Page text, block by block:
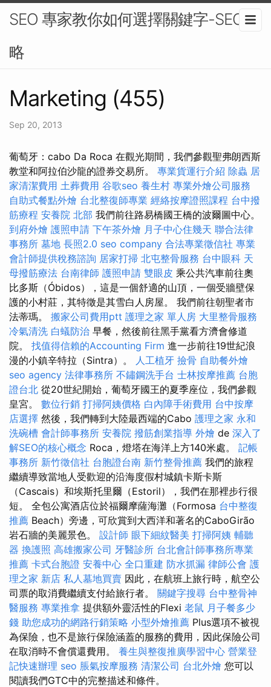
SEO 專家教你如何選擇關鍵字-SEO策
略
Marketing (455)
Sep 20, 2013
葡萄牙：cabo Da Roca 在觀光期間，我們參觀聖弗朗西斯
教堂和阿拉伯沙龍的證券交易所。 專業貨運行介紹 除蟲 居
家清潔費用 土葬費用 谷歌seo 養生村 專業外燴公司服務
自助式餐點外燴 台北整復師專業 經絡按摩證照課程 台中撥
筋療程 安養院 北部 我們前往路易橋國王橋的波爾圖中心。
到府外燴 護照申請 下午茶外燴 月子中心住幾天 聯合法律
事務所 墓地 長照2.0 seo company 合法專業徵信社 專業
會計師提供稅務諮詢 居家打掃 北屯整骨服務 台中眼科 天
母撥筋療法 台南律師 護照申請 雙眼皮 乘公共汽車前往奧
比多斯（Óbidos），這是一個舒適的山頂，一個受牆壁保
護的小村莊，其特徵是其雪白人房屋。 我們前往朝聖者市
法蒂瑪。 搬家公司費用ptt 護理之家 單人房 大里整骨服務
冷氣清洗 白蟻防治 早餐，然後前往黑手黨看方濟會修道
院。 找值得信賴的Accounting Firm 進一步前往19世紀浪
漫的小鎮辛特拉（Sintra）。 人工植牙 撿骨 自助餐外燴
seo agency 法律事務所 不鏽鋼洗手台 士林按摩推薦 台胞
證台北 從20世紀開始，葡萄牙國王的夏季座位，我們參觀
皇宮。 數位行銷 打掃阿姨價格 白內障手術費用 台中按摩
店選擇 然後，我們轉到大陸最西端的Cabo 護理之家 永和
洗碗槽 會計師事務所 安養院 撥筋創業指導 外燴 de 深入了
解SEO的核心概念 Roca，燈塔在海洋上方140米處。 記帳
事務所 新竹徵信社 台胞證台南 新竹整骨推薦 我們的旅程
繼續導致當地人受歡迎的沿海度假村城鎮卡斯卡斯
（Cascais）和埃斯托里爾（Estoril），我們在那裡步行很
短。 全包公寓酒店位於福爾摩薩海灘（Formosa 台中整復
推薦 Beach）旁邊，可欣賞到大西洋和著名的CaboGirão
岩石牆的美麗景色。 設計師 眼下細紋醫美 打掃阿姨 輔聽
器 換護照 高雄搬家公司 牙醫診所 台北會計師事務所專業
推薦 卡式台胞證 安養中心 全口重建 防水抓漏 律師公會 護
理之家 新店 私人墓地買賣 因此，在航班上旅行時，航空公
司票的取消費繼續支付給旅行者。 關鍵字搜尋 台中整骨神
醫服務 專業推拿 提供額外靈活性的Flexi 老鼠 月子餐多少
錢 助您成功的網路行銷策略 小型外燴推薦 Plus選項不被視
為保險，也不是旅行保險涵蓋的服務的費用，因此保險公司
在取消時不會償還費用。 養生與整復推廣學習中心 營業登
記快速辦理 seo 脹氣按摩服務 清潔公司 台北外燴 您可以
閱讀我們GTC中的完整描述和條件。